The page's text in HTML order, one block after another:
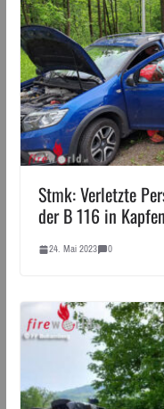
Stmk: Verletzte
der B 116 in
24. Mai 2023 0